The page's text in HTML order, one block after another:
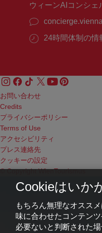
ウィーンAIコンシェ
24時間体制の情
お問い合わせ
Credits
プライバシーポリシー
Terms of Use
アクセシビリティ
プレス連絡先
クッキーの設定
© Copyright WienTourismus
Cookieはいか
もちろん無理なオスス
味に合わせたコンテン
必要ないと判断された